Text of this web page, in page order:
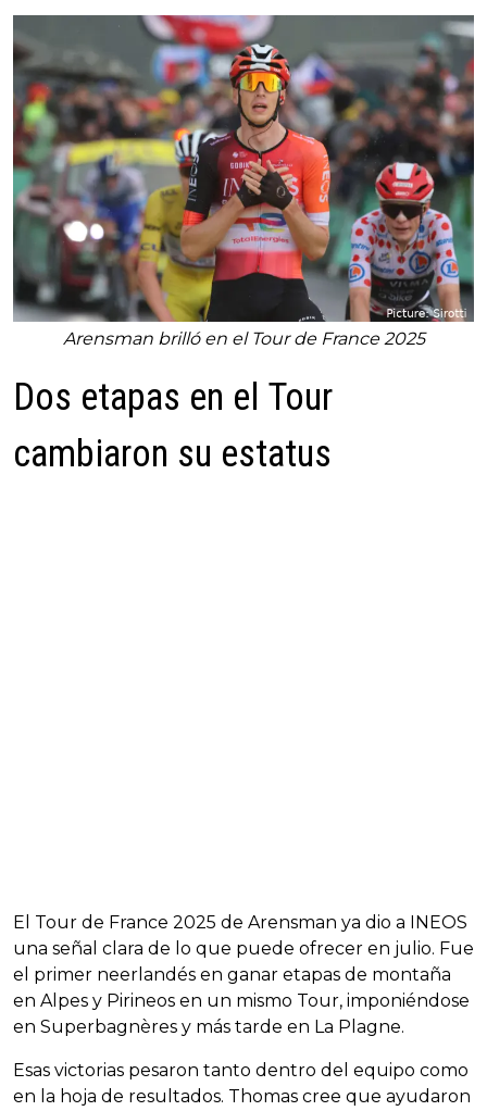
Arensman brilló en el Tour de France 2025
Dos etapas en el Tour
cambiaron su estatus
El Tour de France 2025 de Arensman ya dio a INEOS
una señal clara de lo que puede ofrecer en julio. Fue
el primer neerlandés en ganar etapas de montaña
en Alpes y Pirineos en un mismo Tour, imponiéndose
en Superbagnères y más tarde en La Plagne.
Esas victorias pesaron tanto dentro del equipo como
en la hoja de resultados. Thomas cree que ayudaron